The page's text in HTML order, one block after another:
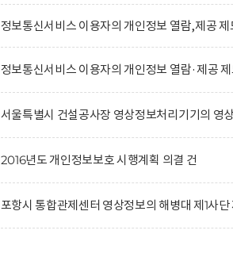
정보통신서비스 이용자의 개인정보 열람,제공 제
정보통신서비스 이용자의 개인정보 열람·제공
서울특별시 건설공사장 영상정보처리기기의 영
2016년도 개인정보보호 시행계획 의결 건
포항시 통합관제센터 영상정보의 해병대 제1사단